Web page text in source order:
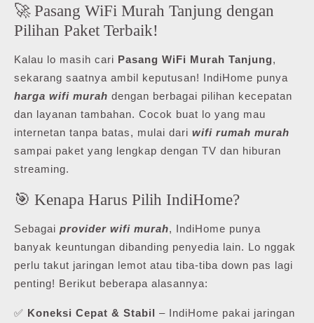
🚀 Pasang WiFi Murah Tanjung dengan
Pilihan Paket Terbaik!
Kalau lo masih cari Pasang WiFi Murah Tanjung,
sekarang saatnya ambil keputusan! IndiHome punya
harga wifi murah dengan berbagai pilihan kecepatan
dan layanan tambahan. Cocok buat lo yang mau
internetan tanpa batas, mulai dari wifi rumah murah
sampai paket yang lengkap dengan TV dan hiburan
streaming.
🎯 Kenapa Harus Pilih IndiHome?
Sebagai provider wifi murah, IndiHome punya
banyak keuntungan dibanding penyedia lain. Lo nggak
perlu takut jaringan lemot atau tiba-tiba down pas lagi
penting! Berikut beberapa alasannya:
✅ Koneksi Cepat & Stabil – IndiHome pakai jaringan